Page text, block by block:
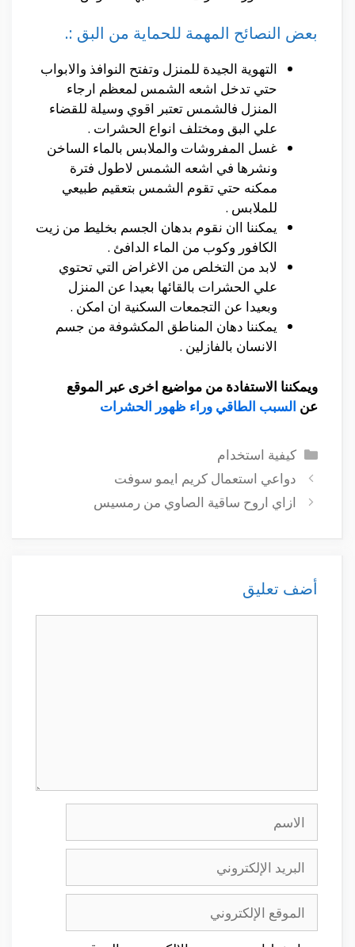
بعض النصائح المهمة للحماية من البق :.
التهوية الجيدة للمنزل وتفتح النوافذ والابواب
حتي تدخل اشعه الشمس لمعظم ارجاء
المنزل فالشمس تعتبر اقوي وسيلة للقضاء
علي البق ومختلف انواع الحشرات .
غسل المفروشات والملابس بالماء الساخن
ونشرها في اشعه الشمس لاطول فترة
ممكنه حتي تقوم الشمس بتعقيم طبيعي
للملابس .
يمكننا اان نقوم بدهان الجسم بخليط من زيت
الكافور وكوب من الماء الدافئ .
لابد من التخلص من الاغراض التي تحتوي
علي الحشرات بالقائها بعيدا عن المنزل
وبعيدا عن التجمعات السكنية ان امكن .
يمكننا دهان المناطق المكشوفة من جسم
الانسان بالفازلين .
ويمكننا الاستفادة من مواضيع اخرى عبر الموقع
عن السبب الطاقي وراء ظهور الحشرات
التصنيفات
كيفية استخدام
دواعي استعمال كريم ايمو سوفت
ازاي اروح ساقية الصاوي من رمسيس
أضف تعليق
الإلكتروني
الإلكتروني